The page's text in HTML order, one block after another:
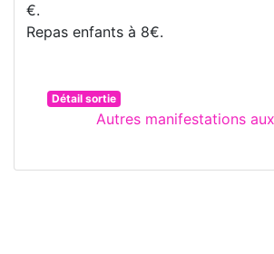
€.
Repas enfants à 8€.
Détail sortie
Autres manifestations